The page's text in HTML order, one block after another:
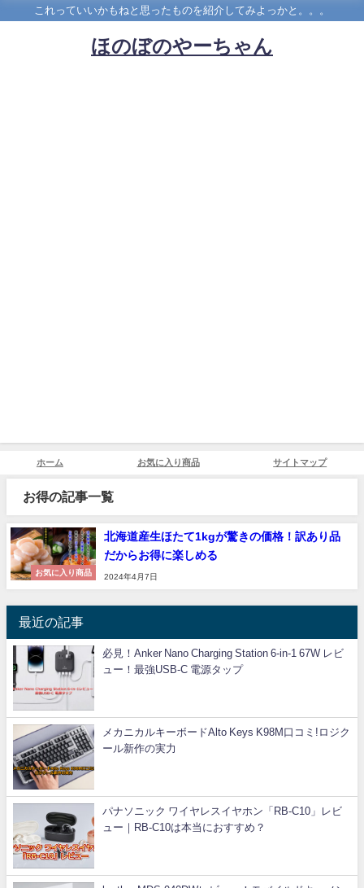
これっていいかもねと思ったものを紹介してみよっかと。。。
ほのぼのやーちゃん
ホーム お気に入り商品 サイトマップ
お得の記事一覧
お気に入り商品
北海道産生ほたて1kgが驚きの価格！訳あり品
だからお得に楽しめる
2024年4月7日
最近の記事
必見！Anker Nano Charging Station 6-in-1 67W レビ
ュー！最強USB-C 電源タップ
メカニカルキーボードAlto Keys K98M口コミ!ロジク
ール新作の実力
パナソニック ワイヤレスイヤホン「RB-C10」レビ
ュー｜RB-C10は本当におすすめ？